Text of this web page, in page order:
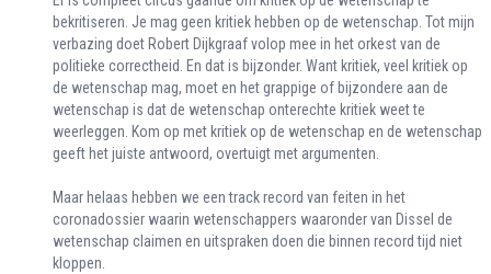
bekritiseren. Je mag geen kritiek hebben op de wetenschap. Tot mijn
verbazing doet Robert Dijkgraaf volop mee in het orkest van de
politieke correctheid. En dat is bijzonder. Want kritiek, veel kritiek op
de wetenschap mag, moet en het grappige of bijzondere aan de
wetenschap is dat de wetenschap onterechte kritiek weet te
weerleggen. Kom op met kritiek op de wetenschap en de wetenschap
geeft het juiste antwoord, overtuigt met argumenten.
Maar helaas hebben we een track record van feiten in het
coronadossier waarin wetenschappers waaronder van Dissel de
wetenschap claimen en uitspraken doen die binnen record tijd niet
kloppen.